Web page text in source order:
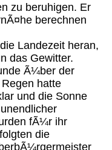
zu beruhigen. Er
berechnen
Landezeit heran,
das Gewitter.
Ã¼ber der
hatte
und die Sonne
fÃ¼r ihr
die